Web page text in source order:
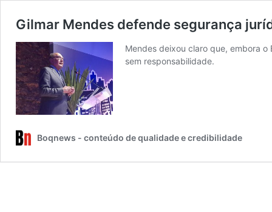
Gilmar Mendes defende segurança
Mendes deixou claro que, embora
sem responsabilidade.
Boqnews - conteúdo de qualidade e credibilidade